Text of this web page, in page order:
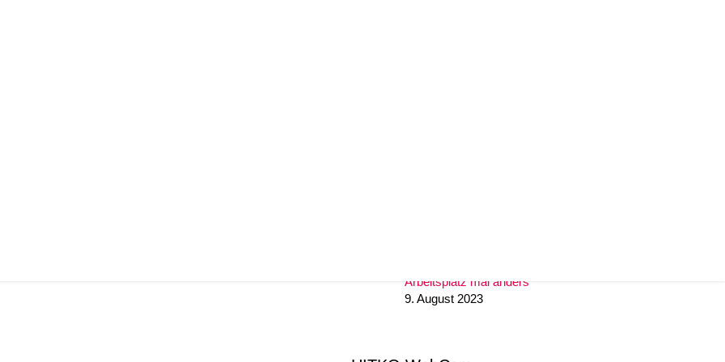
vergangenen Monaten stark zugenommen. Wir arbeiten in
Partnern
Grundverordnung (DSGVO). Zu den
und Dokumentationspflicht von Unternehmen
in Höhe von bis zu vier Prozent des Jahresumsatzes –
zeigen, dass das wichtige Thema „Datenschutz“ in über
Handeln Sie jetzt – die Zeit drängt.
Arbeitsplatz mal anders
9. August 2023